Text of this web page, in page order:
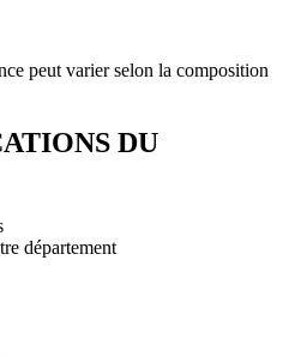
peut varier selon la composition
DU
département